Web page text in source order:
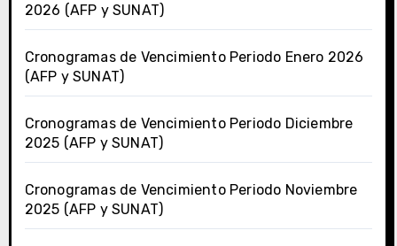
2026 (AFP y SUNAT)
Cronogramas de Vencimiento Periodo Enero 2026
(AFP y SUNAT)
Cronogramas de Vencimiento Periodo Diciembre
2025 (AFP y SUNAT)
Cronogramas de Vencimiento Periodo Noviembre
2025 (AFP y SUNAT)